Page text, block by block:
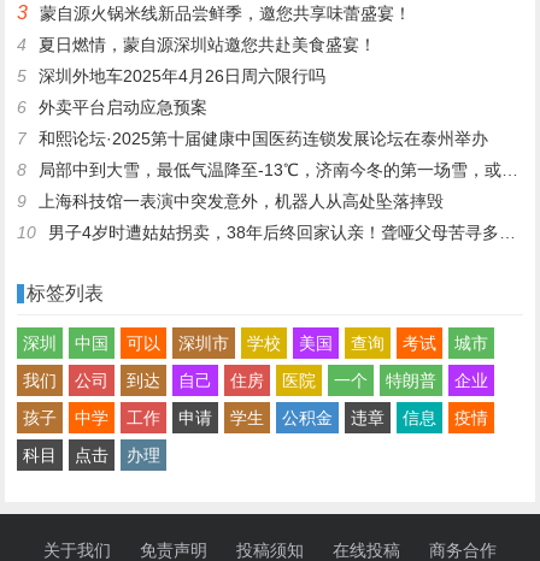
3
蒙自源火锅米线新品尝鲜季，邀您共享味蕾盛宴！
4
夏日燃情，蒙自源深圳站邀您共赴美食盛宴！
5
深圳外地车2025年4月26日周六限行吗
6
外卖平台启动应急预案
7
和熙论坛·2025第十届健康中国医药连锁发展论坛在泰州举办
8
局部中到大雪，最低气温降至-13℃，济南今冬的第一场雪，或跟去年同一时间！
9
上海科技馆一表演中突发意外，机器人从高处坠落摔毁
10
男子4岁时遭姑姑拐卖，38年后终回家认亲！聋哑父母苦寻多年，母亲已抱憾离世丨红星寻人
标签列表
深圳 中国 可以 深圳市 学校 美国 查询 考试
城市
我们
公司 到达 自己 住房 医院 一个 特朗普
企业
孩子
中学 工作 申请 学生 公积金 违章 信息
疫情
科目
点击 办理
关于我们 免责声明 投稿须知 在线投稿 商务合作